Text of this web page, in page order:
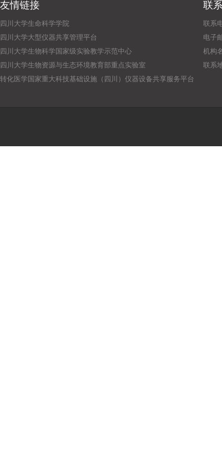
友情链接
四川大学生命科学学院
四川大学大型仪器共享管理平台
四川大学生物科学国家级实验教学示范中心
四川大学生物资源与生态环境教育部重点实验室
转化医学国家重大科技基础设施（四川）仪器设备共享服务平台
联
联系
电子
机构
联系